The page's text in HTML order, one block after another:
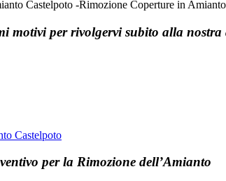
motivi per rivolgervi subito alla nostra
Castelpoto
per la Rimozione dell’Amianto